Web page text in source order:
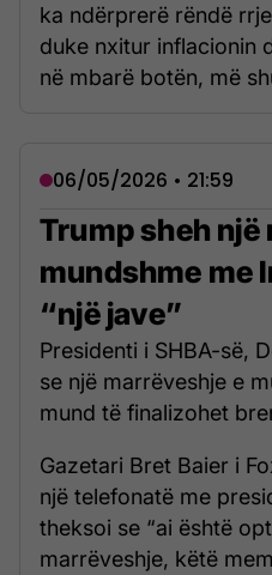
ka ndërprerë rëndë
duke nxitur inflacionin
në mbarë botën, më
06/05/2026 • 21:59
Trump sheh një
mundshme me
“një jave”
Presidenti i SHBA-së,
se një marrëveshje e
mund të finalizohet
Gazetari Bret Baier i
një telefonatë me
theksoi se “ai është
marrëveshje, këtë